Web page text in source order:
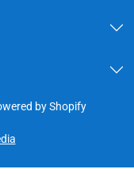
by Shopify